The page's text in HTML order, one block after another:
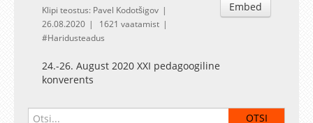
Embed
Klipi teostus: Pavel Kodotšigov
26.08.2020
1621 vaatamist
Haridusteadus
24.-26. August 2020 XXI pedagoogiline
konverents